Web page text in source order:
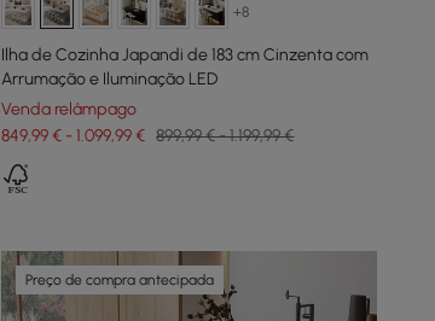
+8
Ilha de Cozinha Japandi de 183 cm Cinzenta com
Arrumação e Iluminação LED
Venda relâmpago
849,99 € - 1.099,99 € 899,99 € - 1.199,99 €
Preço de compra antecipada